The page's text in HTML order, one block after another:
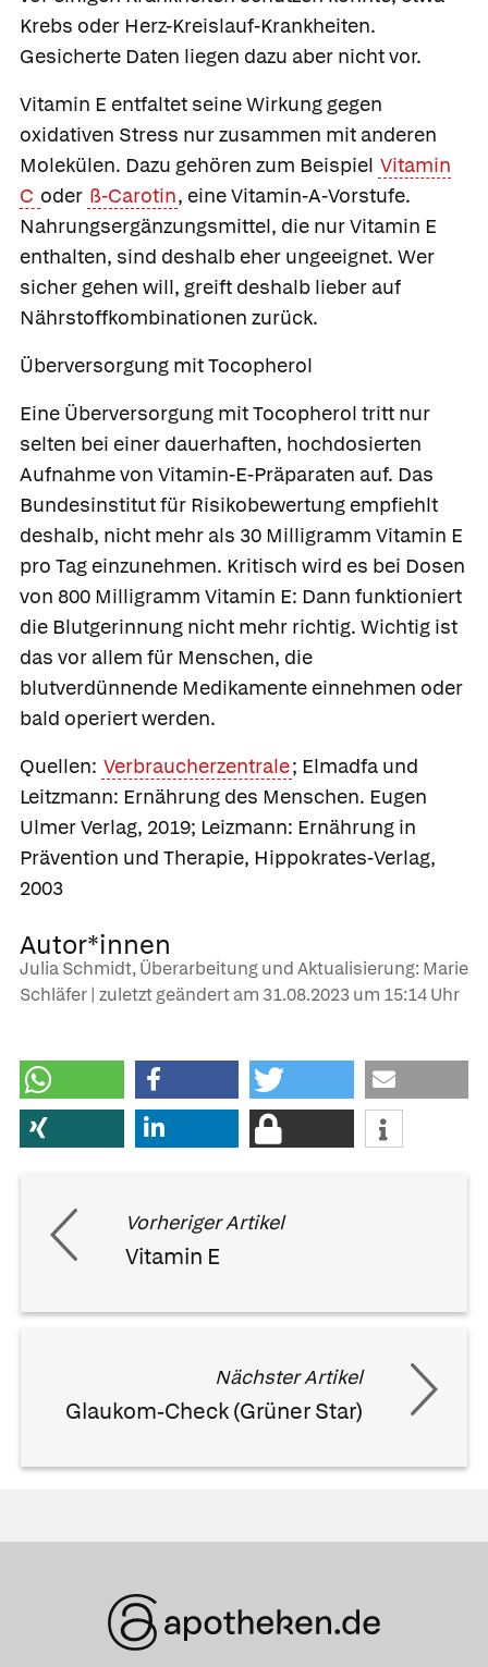
Krebs oder Herz-Kreislauf-Krankheiten.
Gesicherte Daten liegen dazu aber nicht vor.
Vitamin E entfaltet seine Wirkung gegen
oxidativen Stress nur zusammen mit anderen
Molekülen. Dazu gehören zum Beispiel Vitamin
C oder ß-Carotin, eine Vitamin-A-Vorstufe.
Nahrungsergänzungsmittel, die nur Vitamin E
enthalten, sind deshalb eher ungeeignet. Wer
sicher gehen will, greift deshalb lieber auf
Nährstoffkombinationen zurück.
Überversorgung mit Tocopherol
Eine Überversorgung mit Tocopherol tritt nur
selten bei einer dauerhaften, hochdosierten
Aufnahme von Vitamin-E-Präparaten auf. Das
Bundesinstitut für Risikobewertung empfiehlt
deshalb, nicht mehr als 30 Milligramm Vitamin E
pro Tag einzunehmen. Kritisch wird es bei Dosen
von 800 Milligramm Vitamin E: Dann funktioniert
die Blutgerinnung nicht mehr richtig. Wichtig ist
das vor allem für Menschen, die
blutverdünnende Medikamente einnehmen oder
bald operiert werden.
Quellen: Verbraucherzentrale; Elmadfa und
Leitzmann: Ernährung des Menschen. Eugen
Ulmer Verlag, 2019; Leizmann: Ernährung in
Prävention und Therapie, Hippokrates-Verlag,
2003
Autor*innen
Julia Schmidt, Überarbeitung und Aktualisierung: Marie
Schläfer | zuletzt geändert am 31.08.2023 um 15:14 Uhr
Vorheriger Artikel
Vitamin E
Nächster Artikel
Glaukom-Check (Grüner Star)